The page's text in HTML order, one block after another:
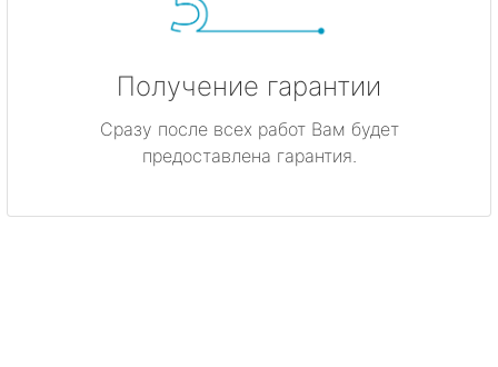
Получение гарантии
Сразу после всех работ Вам будет
предоставлена гарантия.